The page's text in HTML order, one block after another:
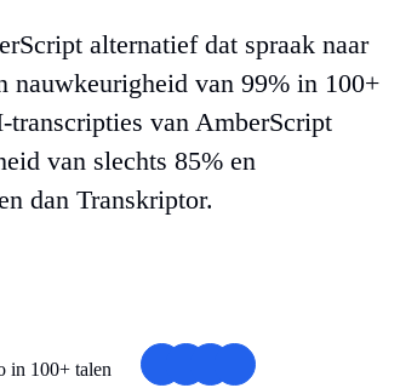
alternatief dat spraak naar
nauwkeurigheid van 99% in 100+
transcripties van AmberScript
van slechts 85% en
dan Transkriptor.
in 100+ talen